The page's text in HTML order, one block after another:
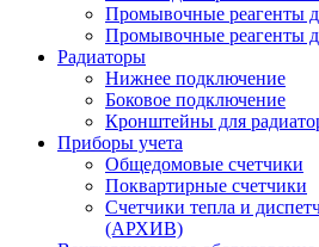
Промывочные реагенты
Промывочные реагенты
Радиаторы
Нижнее подключение
Боковое подключение
Кронштейны для
Приборы учета
Общедомовые счетчики
Поквартирные счетчики
Счетчики тепла и
(АРХИВ)